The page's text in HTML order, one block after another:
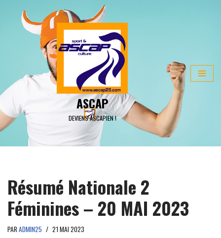
ALLER
ASCAP
DEVIENS ASCAPIEN !
Résumé Nationale 2
Féminines – 20 MAI 2023
PARADMIN25 21 MAI 2023